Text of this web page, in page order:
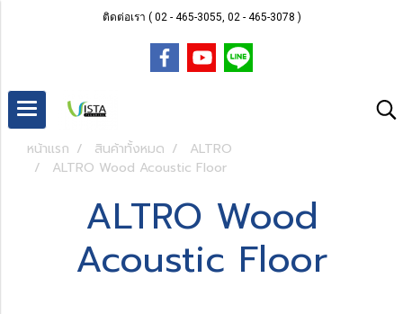
ติดต่อเรา ( 02 - 465-3055, 02 - 465-3078 )
หน้าแรก สินค้าทั้งหมด
ALTRO
ALTRO Wood Acoustic Floor
ALTRO Wood
Acoustic Floor